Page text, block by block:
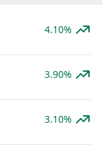
4.10%
3.90%
3.10%